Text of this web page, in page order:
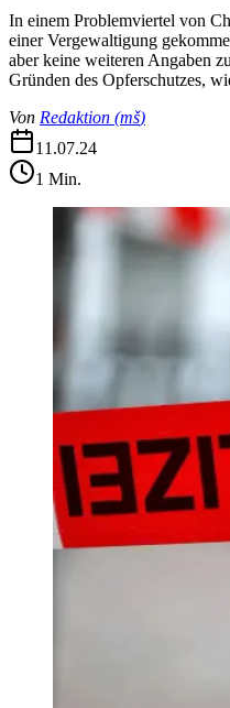
In einem Problemviertel von
einer Vergewaltigung
aber keine weiteren Angaben
Gründen des Opferschutzes,
Von Redaktion (mš)
11.07.24
1 Min.